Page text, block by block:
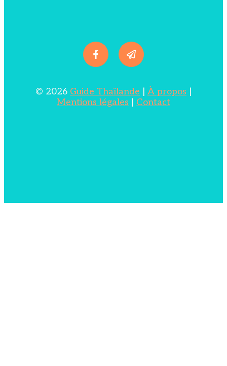
© 2026 Guide Thaïlande | À propos |
Mentions légales | Contact